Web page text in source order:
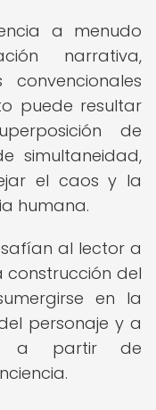
a menudo
narrativa,
puede resultar
de
simultaneidad,
el caos y la
humana.
al lector a
del
en la
personaje y a
a partir de